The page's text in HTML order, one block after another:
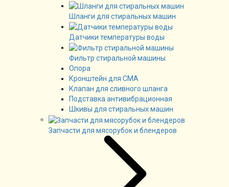
Шланги для стиральных машин
Датчики температуры воды
Фильтр стиральной машины
Опора
Кронштейн для СМА
Клапан для сливного шланга
Подставка антивибрационная
Шкивы для стиральных машин
Запчасти для мясорубок и блендеров